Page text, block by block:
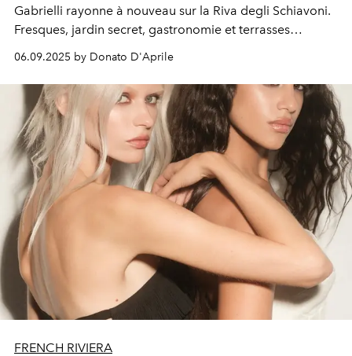
Gabrielli rayonne à nouveau sur la Riva degli Schiavoni.
Fresques, jardin secret, gastronomie et terrasses
sublimée par une subtile touche contemporaine.
06.09.2025 by Donato D'Aprile
FRENCH RIVIERA